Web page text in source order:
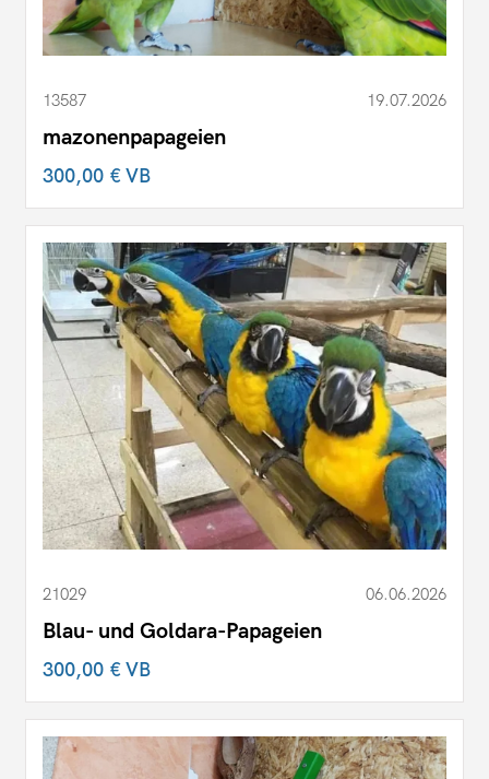
13587 19.07.2026
mazonenpapageien
300,00 €VB
21029 06.06.2026
Blau- und Goldara-Papageien
300,00 €VB